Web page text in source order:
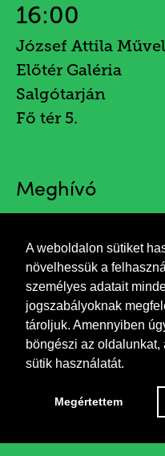
A weboldalon sütiket
növelhessük a
személyes adatait
jogszabályoknak
tároljuk. Amennyiben
böngészi az oldalunkat,
sütik használatát.
Megértettem
16:00
József Attila
Előtér Galéria
Salgótarján
Fő tér 5.
Meghívó
Agócs József
Alkotókör versei.
Megnyitja: Orbán György